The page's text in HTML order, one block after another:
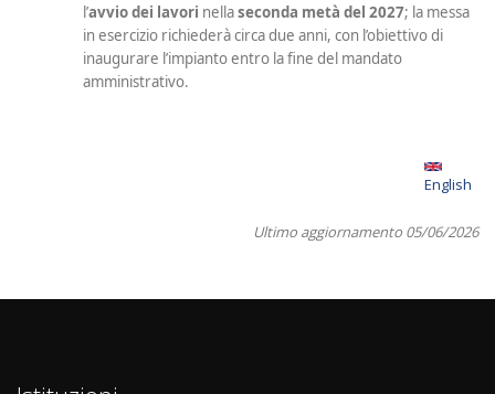
l’avvio dei lavori nellaseconda metà del 2027; la messa
in esercizio richiederà circa due anni, con l’obiettivo di
inaugurare l’impianto entro la fine del mandato
amministrativo.
English
Ultimo aggiornamento 05/06/2026